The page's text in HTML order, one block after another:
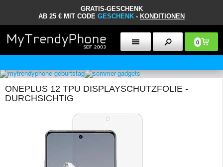
GRATIS-GESCHENK
AB 25 € MIT CODE GESCHENK - KONDITIONEN
0
ONEPLUS 12 TPU DISPLAYSCHUTZFOLIE -
DURCHSICHTIG